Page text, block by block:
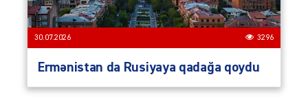
30.07.2026 3296
Ermənistan da Rusiyaya qadağa qoydu